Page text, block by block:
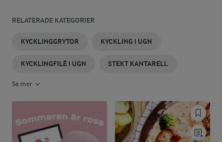
RELATERADE KATEGORIER
KYCKLINGGRYTOR KYCKLING I UGN
KYCKLINGFILÉ I UGN STEKT KANTARELL
Se mer